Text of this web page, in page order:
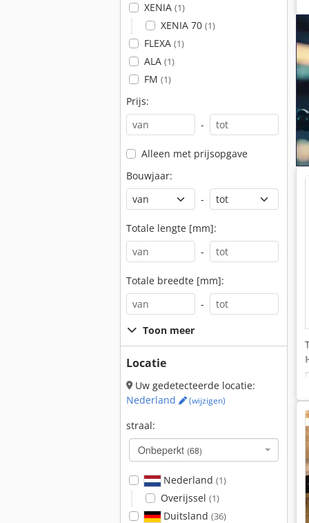
XENIA (1)
XENIA 70 (1)
FLEXA (1)
ALA (1)
FM (1)
Prijs:
-
Alleen met prijsopgave
Bouwjaar:
-
Totale lengte [mm]:
-
Totale breedte [mm]:
-
Toon meer
Locatie
Uw gedetecteerde locatie:
Nederland
(wijzigen)
straal:
Onbeperkt (68)
Nederland (1)
Overijssel (1)
Duitsland (36)